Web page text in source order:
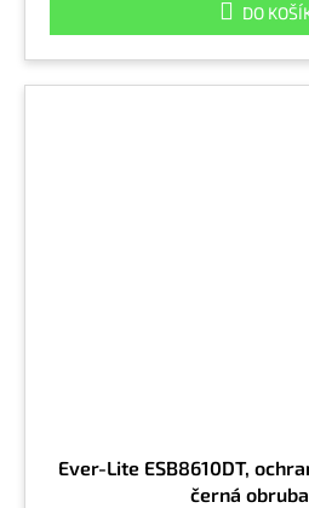
DO
Ever-Lite ESB8610DT,
černá